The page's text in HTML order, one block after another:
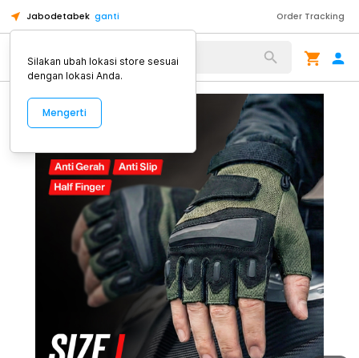
Jabodetabek ganti Order Tracking
Alat Kopi
Silakan ubah lokasi store sesuai
dengan lokasi Anda.
Mengerti